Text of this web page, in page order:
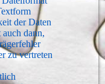
der Daten
dann,
zu vertreten